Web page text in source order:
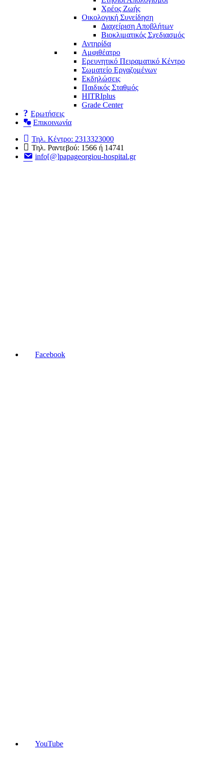
Χρέος Ζωής
Οικολογική Συνείδηση
Διαχείριση Αποβλήτων
Βιοκλιματικός Σχεδιασμός
Αντηρίδα
Αμφιθέατρο
Ερευνητικό Πειραματικό Κέντρο
Σωματείο Εργαζομένων
Εκδηλώσεις
Παιδικός Σταθμός
HITRIplus
Grade Center
Eρωτήσεις
Επικοινωνία
Τηλ. Κέντρο: 2313323000
Τηλ. Ραντεβού: 1566 ή 14741
info[@]papageorgiou-hospital.gr
Facebook
YouTube